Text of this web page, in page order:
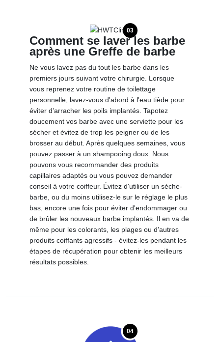
03
Comment se laver les barbe
après une Greffe de barbe
Ne vous lavez pas du tout les barbe dans les
premiers jours suivant votre chirurgie. Lorsque
vous reprenez votre routine de toilettage
personnelle, lavez-vous d'abord à l'eau tiède pour
éviter d'arracher les poils implantés. Tapotez
doucement vos barbe avec une serviette pour les
sécher et évitez de trop les peigner ou de les
brosser au début. Après quelques semaines, vous
pouvez passer à un shampooing doux. Nous
pouvons vous recommander des produits
capillaires adaptés ou vous pouvez demander
conseil à votre coiffeur. Évitez d'utiliser un sèche-
barbe, ou du moins utilisez-le sur le réglage le plus
bas, encore une fois pour éviter d'endommager ou
de brûler les nouveaux barbe implantés. Il en va de
même pour les colorants, les plages ou d'autres
produits coiffants agressifs - évitez-les pendant les
étapes de récupération pour obtenir les meilleurs
résultats possibles.
04